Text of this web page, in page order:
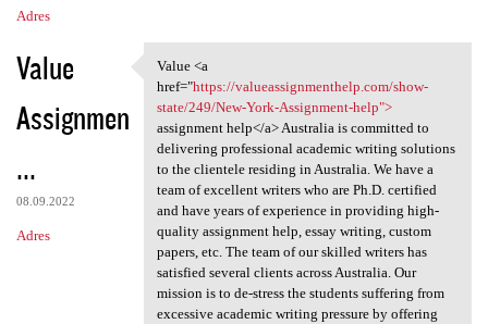
Adres
Value
Assignmen
...
08.09.2022
Adres
Value <a href="https:/
Value <a
href="https://valueassignmenthelp.com/show-
state/249/New-York-Assignment-help">
assignment help</a> Australia is committed to
delivering professional academic writing solutions
to the clientele residing in Australia. We have a
team of excellent writers who are Ph.D. certified
and have years of experience in providing high-
quality assignment help, essay writing, custom
papers, etc. The team of our skilled writers has
satisfied several clients across Australia. Our
mission is to de-stress the students suffering from
excessive academic writing pressure by offering